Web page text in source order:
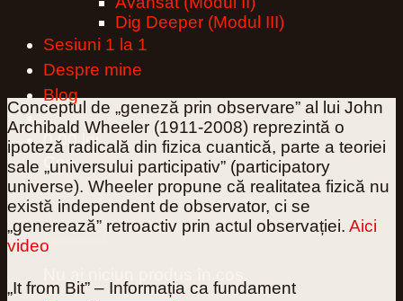
Dig Deeper (Modul III)
Sesiuni 1 la 1
Despre mine
Blog
0,00 lei 0
Coș
Conceptul de „geneză prin observare” al lui John
Archibald Wheeler (1911-2008) reprezintă o
ipoteză radicală din fizica cuantică, parte a teoriei
sale „universului participativ” (participatory
universe). Wheeler propune că realitatea fizică nu
există independent de observator, ci se
„generează” retroactiv prin actul observației. Aici
video
„It from Bit” – Informația ca fundament